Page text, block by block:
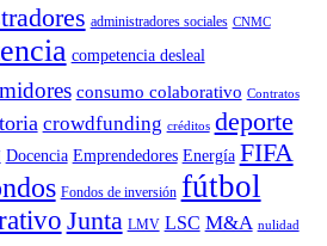
administradores sociales CNMC
competencia desleal
consumo colaborativo Contratos
crowdfunding créditos deporte
Docencia Emprendedores Energía FIFA
Fondos de inversión fútbol
Junta LMV LSC M&A nulidad